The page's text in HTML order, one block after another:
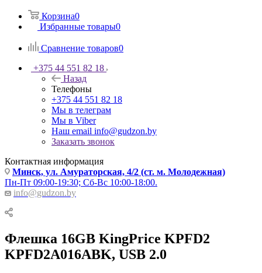
Корзина0
Избранные товары0
Сравнение товаров0
+375 44 551 82 18
Назад
Телефоны
+375 44 551 82 18
Мы в телеграм
Мы в Viber
Наш email info@gudzon.by
Заказать звонок
Контактная информация
Минск, ул. Амураторская, 4/2 (ст. м. Молодежная)
Пн-Пт 09:00-19:30; Сб-Вс 10:00-18:00.
info@gudzon.by
Флешка 16GB KingPrice KPFD2
KPFD2A016ABK, USB 2.0